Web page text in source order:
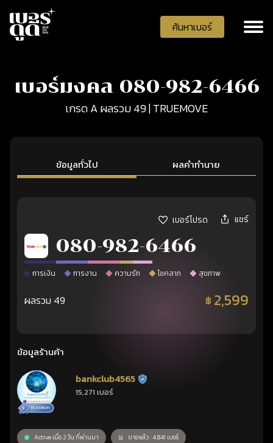
ค้นหาเบอร์
เบอร์มงคล 080-982-6466
เกรด A ผลรวม 49 | TRUEMOVE
ข้อมูลทั่วไป ผลคำทำนาย
เบอร์โปรด แชร์
080-982-6466
การเงิน การงาน ความรัก โชคลาภ สุขภาพ
ผลรวม 49 ฿ 2,599
ข้อมูลร้านค้า
bankclub4565 ร้านยืนยันแล้ว
15,271 เบอร์
Active เมื่อ 2 วัน ที่ผ่านมา ขายแล้ว : 4,841 เบอร์